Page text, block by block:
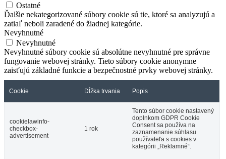
Ostatné
Ďalšie nekategorizované súbory cookie sú tie, ktoré sa analyzujú a
zatiaľ neboli zaradené do žiadnej kategórie.
Nevyhnutné
Nevyhnutné
Nevyhnutné súbory cookie sú absolútne nevyhnutné pre správne
fungovanie webovej stránky. Tieto súbory cookie anonymne
zaisťujú základné funkcie a bezpečnostné prvky webovej stránky.
Cookie Dĺžka trvania Popis
cookielawinfo-
checkbox-
advertisement
1 rok
Tento súbor cookie nastavený
doplnkom GDPR Cookie
Consent sa používa na
zaznamenanie súhlasu
používateľa s cookies v
kategórii „Reklamné“.